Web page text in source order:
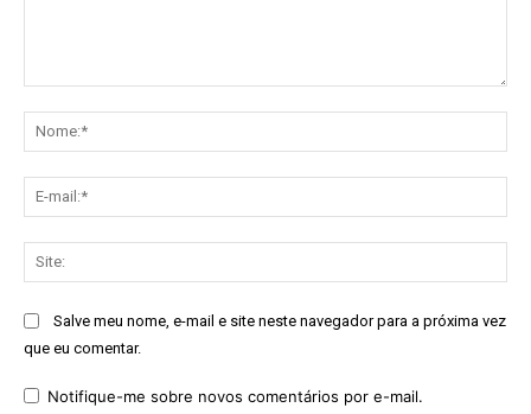
Salve meu nome, e-mail e site neste navegador para a próxima vez
que eu comentar.
Notifique-me sobre novos comentários por e-mail.